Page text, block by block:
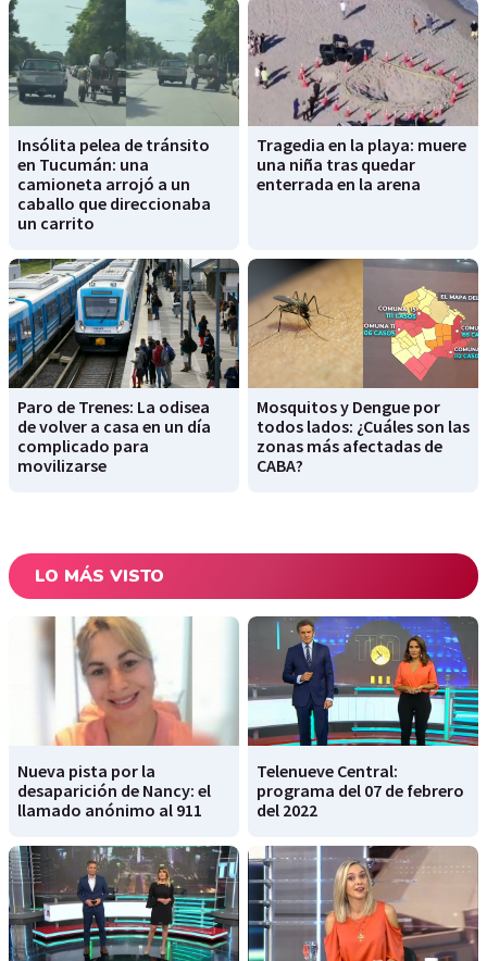
Insólita pelea de tránsito
en Tucumán: una
camioneta arrojó a un
caballo que direccionaba
un carrito
Tragedia en la playa: muere
una niña tras quedar
enterrada en la arena
Paro de Trenes: La odisea
de volver a casa en un día
complicado para
movilizarse
Mosquitos y Dengue por
todos lados: ¿Cuáles son las
zonas más afectadas de
CABA?
LO MÁS VISTO
Nueva pista por la
desaparición de Nancy: el
llamado anónimo al 911
Telenueve Central:
programa del 07 de febrero
del 2022